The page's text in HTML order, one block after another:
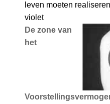
leven moeten
violet
De zone van
het